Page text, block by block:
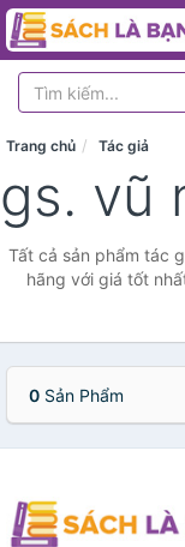
Trang chủ Tác giả
gs. vũ
Tất cả sản phẩm tác
hãng với giá tốt
0 Sản Phẩm